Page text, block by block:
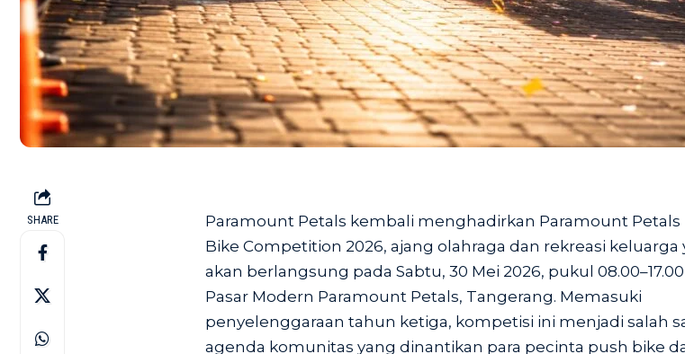
SHARE
Paramount Petals kembali menghadirkan Paramount Petals
Bike Competition 2026, ajang olahraga dan rekreasi keluarga
akan berlangsung pada Sabtu, 30 Mei 2026, pukul
Pasar Modern Paramount Petals, Tangerang. Memasuki
penyelenggaraan tahun ketiga, kompetisi ini menjadi salah
agenda komunitas yang dinantikan para pecinta push bike